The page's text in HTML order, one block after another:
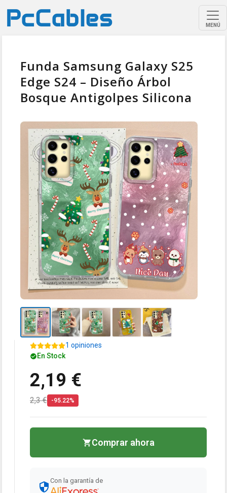
MENÚ
Funda Samsung Galaxy S25
Edge S24 – Diseño Árbol
Bosque Antigolpes Silicona
1 opiniones
En Stock
2,19 €
2,3 € -95.22%
Comprar ahora
Con la garantía de